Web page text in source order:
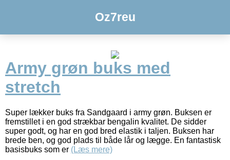
Oz7reu
Army grøn buks med
stretch
Super lækker buks fra Sandgaard i army grøn. Buksen er
fremstillet i en god strækbar bengalin kvalitet. De sidder
super godt, og har en god bred elastik i taljen. Buksen har
brede ben, og god plads til både lår og lægge. En fantastisk
basisbuks som er (Læs mere)